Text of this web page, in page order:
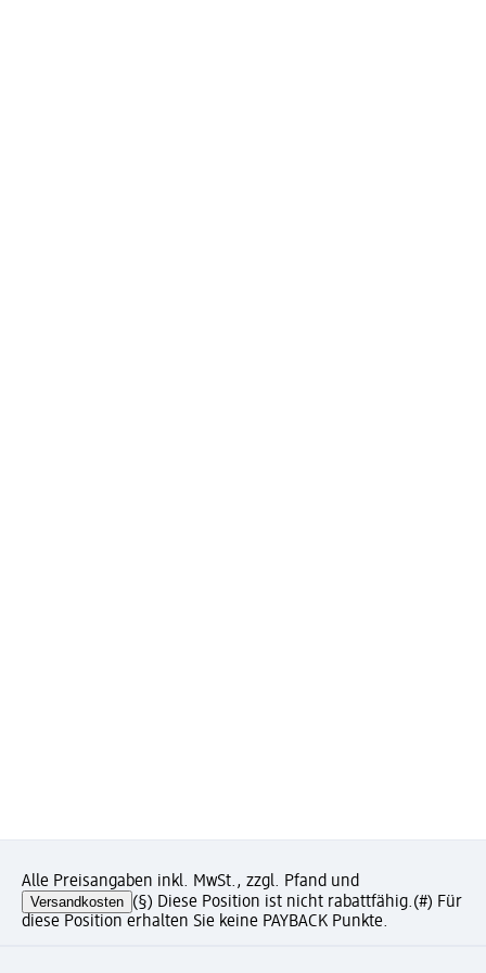
Alle Preisangaben inkl. MwSt., zzgl. Pfand und
Versandkosten (§) Diese Position ist nicht rabattfähig.(#) Für
diese Position erhalten Sie keine PAYBACK Punkte.